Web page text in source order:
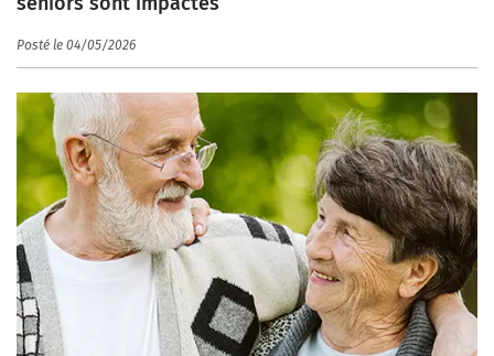
Posté le 04/05/2026